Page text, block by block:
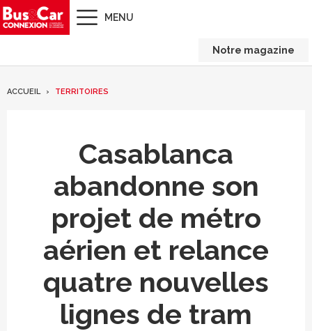
MENU
Notre magazine
ACCUEIL TERRITOIRES
Casablanca
abandonne son
projet de métro
aérien et relance
quatre nouvelles
lignes de tram